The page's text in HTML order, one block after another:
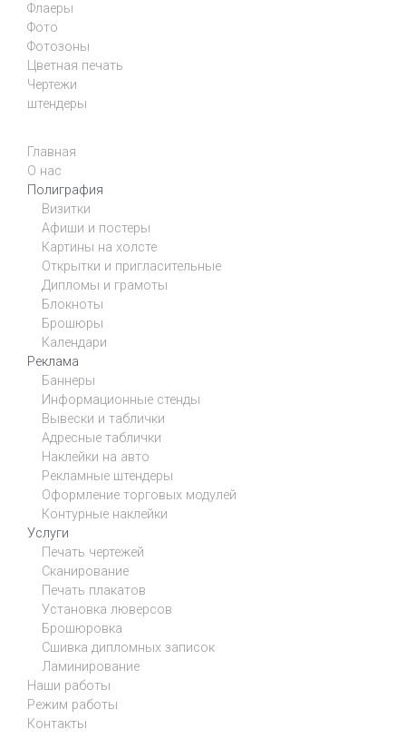
Флаеры
Фото
Фотозоны
Цветная печать
Чертежи
штендеры
Главная
О нас
Полиграфия
Визитки
Афиши и постеры
Картины на холсте
Открытки и пригласительные
Дипломы и грамоты
Блокноты
Брошюры
Календари
Реклама
Баннеры
Информационные стенды
Вывески и таблички
Адресные таблички
Наклейки на авто
Рекламные штендеры
Оформление торговых модулей
Контурные наклейки
Услуги
Печать чертежей
Сканирование
Печать плакатов
Установка люверсов
Брошюровка
Сшивка дипломных записок
Ламинирование
Наши работы
Режим работы
Контакты